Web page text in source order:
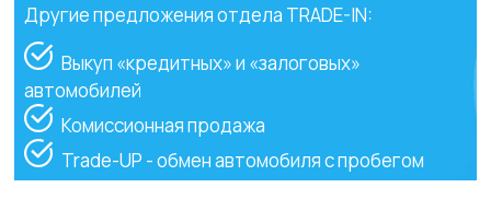
Другие предложения отдела TRADE-IN:
Выкуп «кредитных» и «залоговых»
автомобилей
Комиссионная продажа
Trade-UP - обмен автомобиля с пробегом